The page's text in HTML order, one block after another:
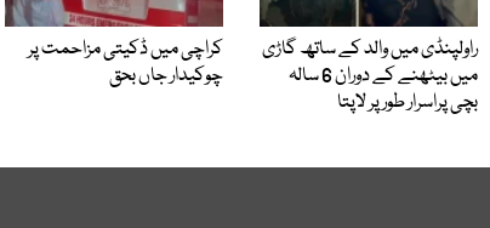
راولپنڈی میں والد کے ساتھ گاڑی
میں بیٹھنے کے دوران 6 سالہ
بچی پراسرار طور پر لاپتا
کراچی میں ڈکیتی مزاحمت پر
چوکیدار جاں بحق